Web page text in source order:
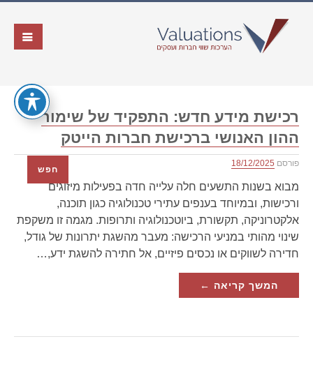
רכישת מידע חדש: התפקיד של שימור
ההון האנושי ברכישת חברות הייטק
פורסם 18/12/2025
מבוא בשנות התשעים חלה עלייה חדה בפעילות מיזוגים
ורכישות, ובמיוחד בענפים עתירי טכנולוגיה כגון תוכנה,
אלקטרוניקה, תקשורת, ביוטכנולוגיה ותרופות. מגמה זו משקפת
שינוי מהותי במניעי הרכישה: מעבר מהשגת יתרונות של גודל,
חדירה לשווקים או נכסים פיזיים, אל חתירה להשגת ידע,…
המשך קריאה ←
חפש